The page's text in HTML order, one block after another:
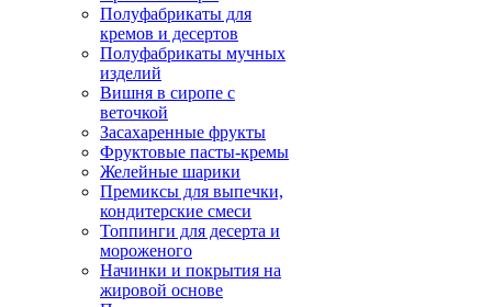
Полуфабрикаты для
кремов и десертов
Полуфабрикаты мучных
изделий
Вишня в сиропе с
веточкой
Засахаренные фрукты
Фруктовые пасты-кремы
Желейные шарики
Премиксы для выпечки,
кондитерские смеси
Топпинги для десерта и
мороженого
Начинки и покрытия на
жировой основе